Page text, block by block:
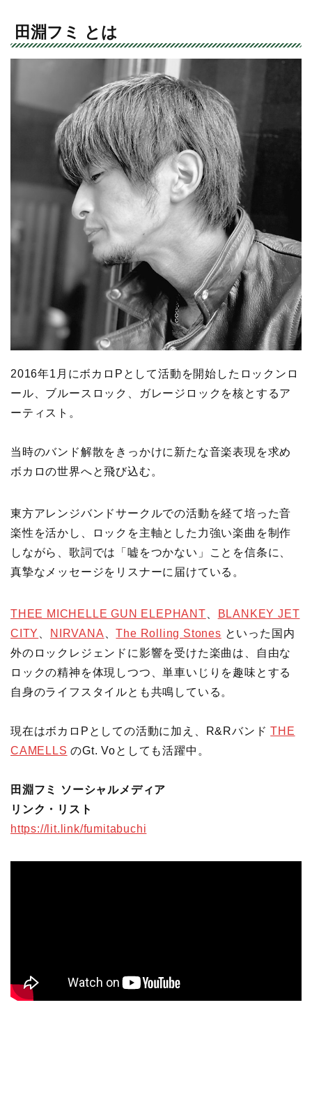
田淵フミ とは
2016年1月にボカロPとして活動を開始したロックンロ
ール、ブルースロック、ガレージロックを核とするア
ーティスト。
当時のバンド解散をきっかけに新たな音楽表現を求め
ボカロの世界へと飛び込む。
東方アレンジバンドサークルでの活動を経て培った音
楽性を活かし、ロックを主軸とした力強い楽曲を制作
しながら、歌詞では「嘘をつかない」ことを信条に、
真摯なメッセージをリスナーに届けている。
THEE MICHELLE GUN ELEPHANT
BLANKEY JET
CITY
NIRVANA 、The Rolling Stones といった国内
外のロックレジェンドに影響を受けた楽曲は、自由な
ロックの精神を体現しつつ、単車いじりを趣味とする
自身のライフスタイルとも共鳴している。
現在はボカロPとしての活動に加え、R&RバンドTHE
CAMELLS のGt. Voとしても活躍中。
田淵フミ ソーシャルメディア
リンク・リスト
https://lit.link/fumitabuchi